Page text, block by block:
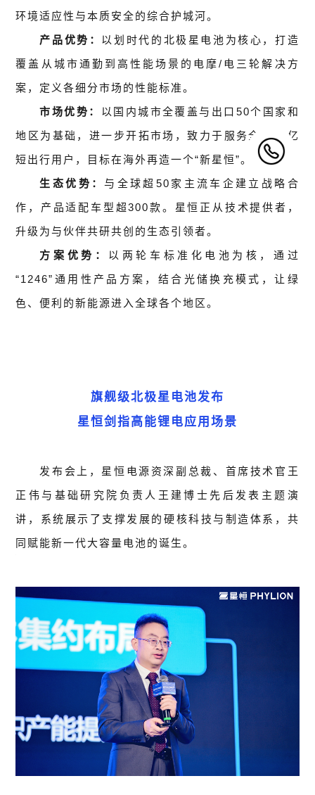
环境适应性与本质安全的综合护城河。
产品优势： 以划时代的北极星电池为核心，打造
覆盖从城市通勤到高性能场景的电摩/电三轮解决方
案，定义各细分市场的性能标准。
市场优势： 以国内城市全覆盖与出口50个国家和
地区为基础，进一步开拓市场，致力于服务全球30亿
短出行用户，目标在海外再造一个“新星恒”。
生态优势：与全球超50家主流车企建立战略合
作，产品适配车型超300款。星恒正从技术提供者，
升级为与伙伴共研共创的生态引领者。
方案优势： 以两轮车标准化电池为核，通过
“1246”通用性产品方案，结合光储换充模式，让绿
色、便利的新能源进入全球各个地区。
旗舰级北极星电池发布
星恒剑指高能锂电应用场景
发布会上，星恒电源资深副总裁、首席技术官王
正伟与基础研究院负责人王建博士先后发表主题演
讲，系统展示了支撑发展的硬核科技与制造体系，共
同赋能新一代大容量电池的诞生。